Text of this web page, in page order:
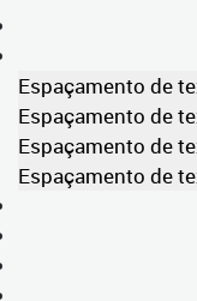
Espaçamento de
Espaçamento de
Espaçamento de
Espaçamento de